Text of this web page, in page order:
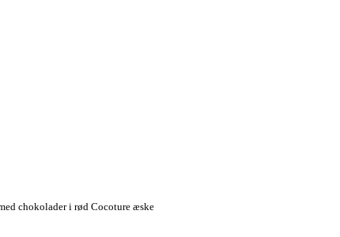
chokolader i rød Cocoture æske